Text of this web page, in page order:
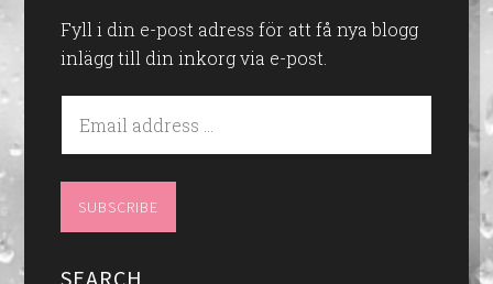
Fyll i din e-post adress för att få nya blogg
inlägg till din inkorg via e-post.
SEARCH